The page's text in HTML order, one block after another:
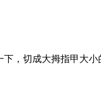
，切成大拇指甲大小